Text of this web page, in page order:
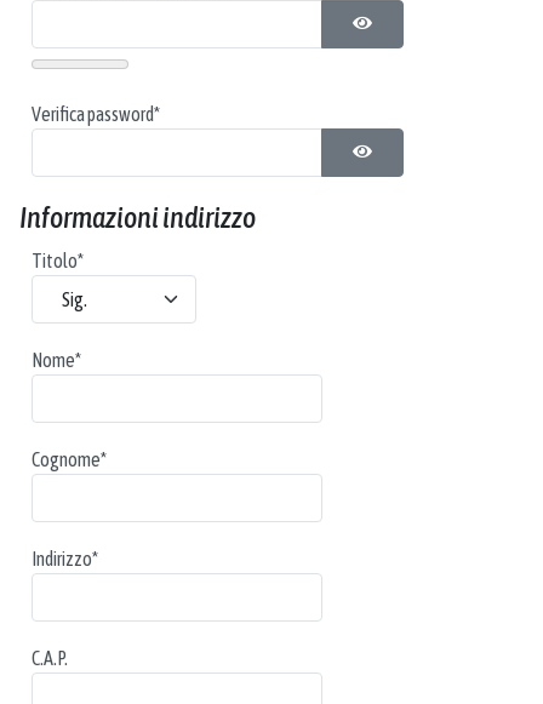
MOSTRA PASSWORD
Verifica password*
MOSTRA PASSWORD
Informazioni indirizzo
Titolo*
Nome*
Cognome*
Indirizzo*
C.A.P.